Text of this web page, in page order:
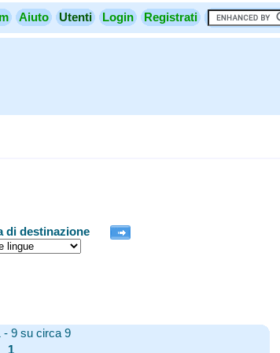
Aiuto Utenti Login Registrati
di destinazione
- 9 su circa 9
1